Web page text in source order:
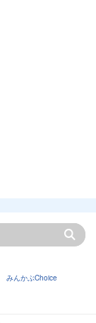
みんかぶChoice